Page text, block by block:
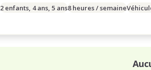
2 enfants, 4 ans, 5 ans8 heures / semaine